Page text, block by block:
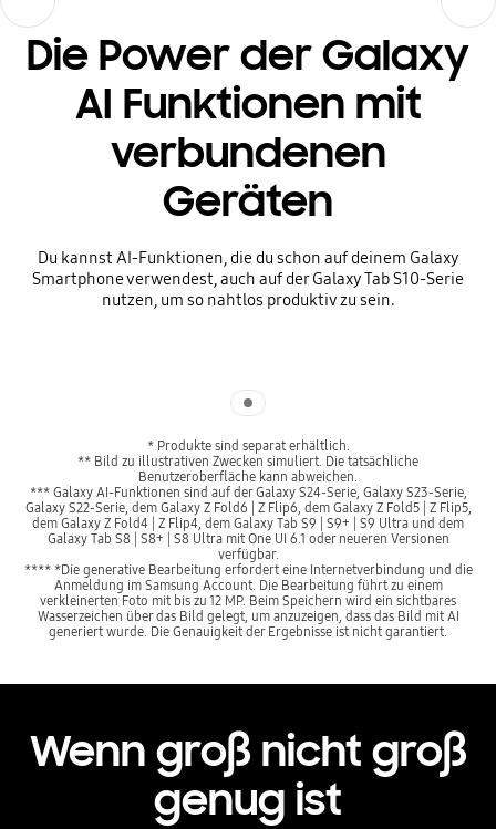
Die Power der Galaxy
AI Funktionen mit
verbundenen
Geräten
Du kannst AI-Funktionen, die du schon auf deinem Galaxy
Smartphone verwendest, auch auf der Galaxy Tab S10-Serie
nutzen, um so nahtlos produktiv zu sein.
* Produkte sind separat erhältlich.
** Bild zu illustrativen Zwecken simuliert. Die tatsächliche
Benutzeroberfläche kann abweichen.
*** Galaxy AI-Funktionen sind auf der Galaxy S24-Serie, Galaxy S23-Serie,
Galaxy S22-Serie, dem Galaxy Z Fold6 | Z Flip6, dem Galaxy Z Fold5 | Z Flip5,
dem Galaxy Z Fold4 | Z Flip4, dem Galaxy Tab S9 | S9+ | S9 Ultra und dem
Galaxy Tab S8 | S8+ | S8 Ultra mit One UI 6.1 oder neueren Versionen
verfügbar.
**** *Die generative Bearbeitung erfordert eine Internetverbindung und die
Anmeldung im Samsung Account. Die Bearbeitung führt zu einem
verkleinerten Foto mit bis zu 12 MP. Beim Speichern wird ein sichtbares
Wasserzeichen über das Bild gelegt, um anzuzeigen, dass das Bild mit AI
generiert wurde. Die Genauigkeit der Ergebnisse ist nicht garantiert.
Wenn groß nicht groß
genug ist